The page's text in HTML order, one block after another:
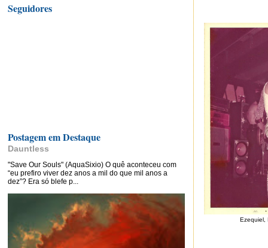
Ezequiel,
Seguidores
Postagem em Destaque
Dauntless
"Save Our Souls" (AquaSixio) O quê aconteceu com
“eu prefiro viver dez anos a mil do que mil anos a
dez”? Era só blefe p...